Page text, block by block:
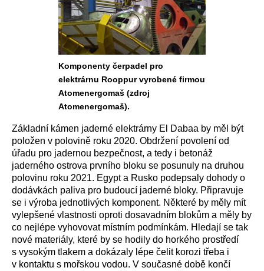
Komponenty čerpadel pro
elektrárnu Rooppur vyrobené firmou
Atomenergomaš (zdroj
Atomenergomaš).
Základní kámen jaderné elektrárny El Dabaa by měl být
položen v polovině roku 2020. Obdržení povolení od
úřadu pro jadernou bezpečnost, a tedy i betonáž
jaderného ostrova prvního bloku se posunuly na druhou
polovinu roku 2021. Egypt a Rusko podepsaly dohody o
dodávkách paliva pro budoucí jaderné bloky. Připravuje
se i výroba jednotlivých komponent. Některé by měly mít
vylepšené vlastnosti oproti dosavadním blokům a měly by
co nejlépe vyhovovat místním podmínkám. Hledají se tak
nové materiály, které by se hodily do horkého prostředí
s vysokým tlakem a dokázaly lépe čelit korozi třeba i
v kontaktu s mořskou vodou. V současné době končí